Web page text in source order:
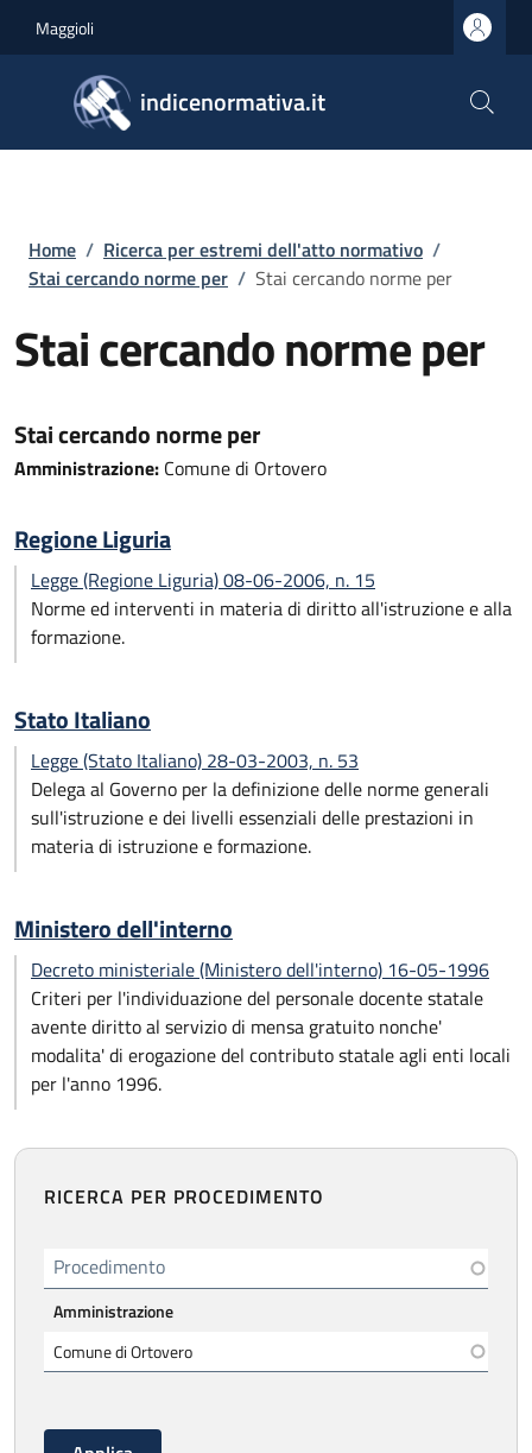
Maggioli
indicenormativa.it
Briciole di pane
Home / Ricerca per estremi dell'atto normativo /
Stai cercando norme per / Stai cercando norme per
Stai cercando norme per
Stai cercando norme per
Amministrazione: Comune di Ortovero
Regione Liguria
Legge (Regione Liguria) 08-06-2006, n. 15
Norme ed interventi in materia di diritto all'istruzione e alla
formazione.
Stato Italiano
Legge (Stato Italiano) 28-03-2003, n. 53
Delega al Governo per la definizione delle norme generali
sull'istruzione e dei livelli essenziali delle prestazioni in
materia di istruzione e formazione.
Ministero dell'interno
Decreto ministeriale (Ministero dell'interno) 16-05-1996
Criteri per l'individuazione del personale docente statale
avente diritto al servizio di mensa gratuito nonche'
modalita' di erogazione del contributo statale agli enti locali
per l'anno 1996.
RICERCA PER PROCEDIMENTO
Procedimento
Amministrazione